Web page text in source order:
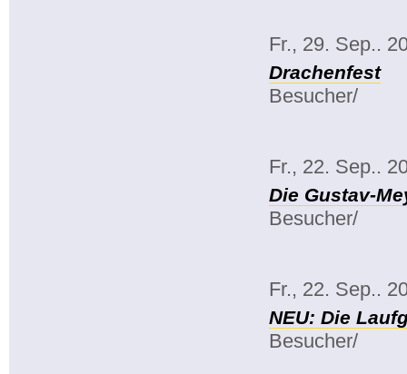
Fr., 29. Sep..
Drachenfest
Besucher/
Fr., 22. Sep..
Die Gustav-
Besucher/
Fr., 22. Sep..
NEU: Die
Besucher/